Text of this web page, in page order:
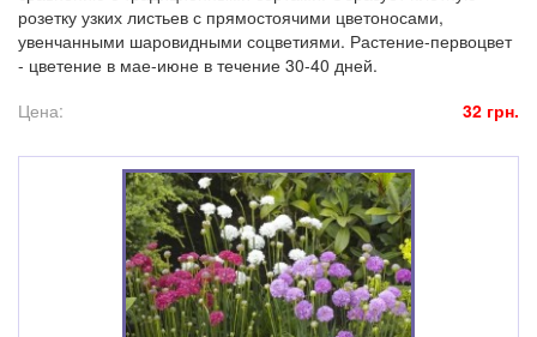
розетку узких листьев с прямостоячими цветоносами,
увенчанными шаровидными соцветиями. Растение-первоцвет
- цветение в мае-июне в течение 30-40 дней.
Цена:
32 грн.